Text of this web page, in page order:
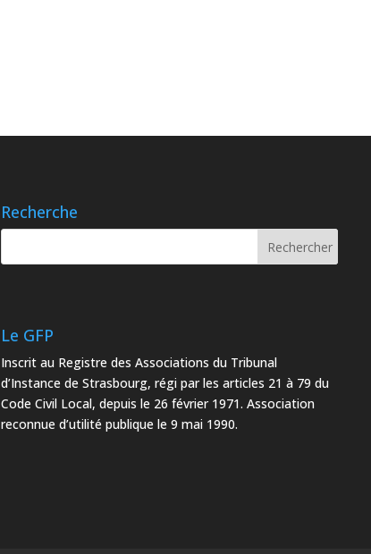
Recherche
Le GFP
Inscrit au Registre des Associations du Tribunal
d’Instance de Strasbourg, régi par les articles 21 à 79 du
Code Civil Local, depuis le 26 février 1971. Association
reconnue d’utilité publique le 9 mai 1990.